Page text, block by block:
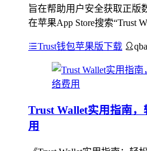
旨在帮助用户安全获取正版
在苹果App Store搜索“Trust
Trust钱包苹果版下载
Trust Wallet实用指南
用